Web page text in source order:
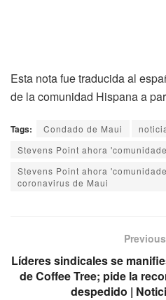
Esta nota fue traducida al
de la comunidad Hispana a
Tags: Condado de Maui
Stevens Point ahora
Stevens Point ahora
coronavirus de Maui
Líderes sindicales se
de Coffee Tree; pide la
despedido |